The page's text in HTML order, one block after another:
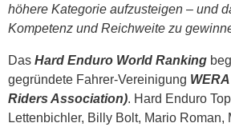
höhere Kategorie aufzusteigen – und
Kompetenz und Reichweite zu
Das Hard Enduro World Ranking
gegründete Fahrer-Vereinigung
Riders Association). Hard Enduro
Lettenbichler, Billy Bolt, Mario Roman,